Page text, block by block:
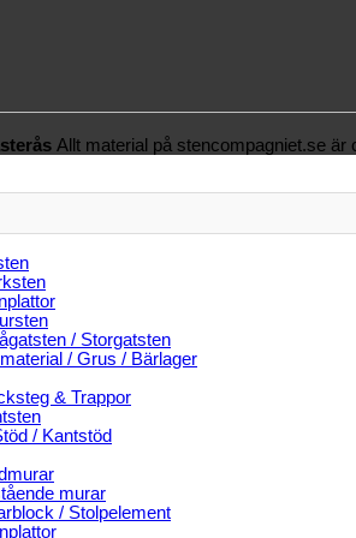
Allt material på stencompagniet.se är
/ Storgatsten
/ Grus / Bärlager
& Trappor
/ Kantstöd
murar
/ Stolpelement